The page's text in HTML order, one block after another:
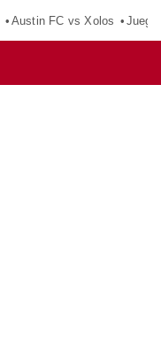
Austin FC vs Xolos